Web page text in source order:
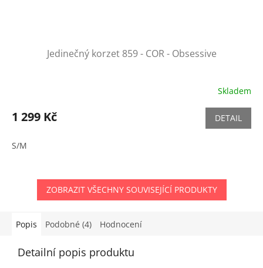
Jedinečný korzet 859 - COR - Obsessive
Skladem
1 299 Kč DETAIL
S/M
ZOBRAZIT VŠECHNY SOUVISEJÍCÍ PRODUKTY
Popis Podobné (4) Hodnocení
Detailní popis produktu